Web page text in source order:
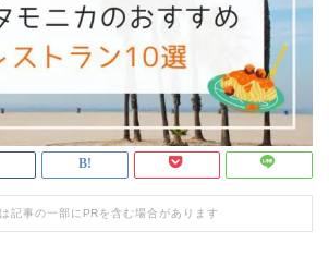
記事の一部にPRを含む場合があります